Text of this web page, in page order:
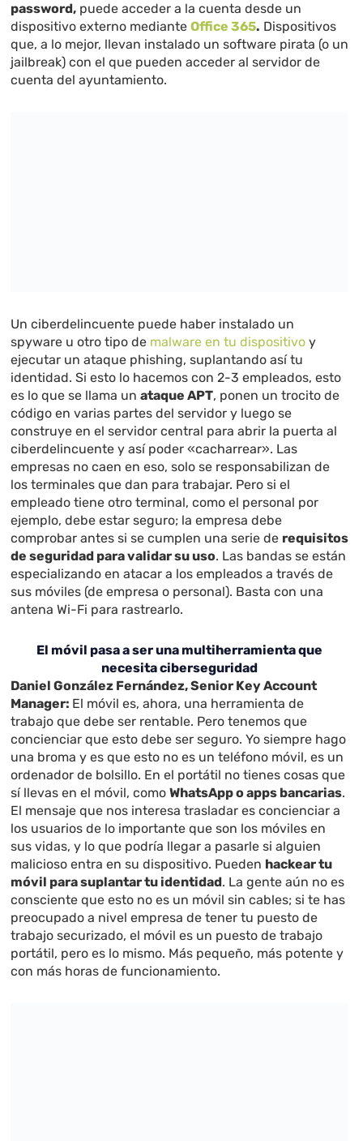
password, puede acceder a la cuenta desde un
dispositivo externo medianteOffice 365. Dispositivos
que, a lo mejor, llevan instalado un software pirata (o un
jailbreak) con el que pueden acceder al servidor de
cuenta del ayuntamiento.
Un ciberdelincuente puede haber instalado un
spyware u otro tipo de malware en tu dispositivo y
ejecutar un ataque phishing, suplantando así tu
identidad. Si esto lo hacemos con 2-3 empleados, esto
es lo que se llama unataque APT, ponen un trocito de
código en varias partes del servidor y luego se
construye en el servidor central para abrir la puerta al
ciberdelincuente y así poder «cacharrear». Las
empresas no caen en eso, solo se responsabilizan de
los terminales que dan para trabajar. Pero si el
empleado tiene otro terminal, como el personal por
ejemplo, debe estar seguro; la empresa debe
comprobar antes si se cumplen una serie de requisitos
de seguridad para validar su uso. Las bandas se están
especializando en atacar a los empleados a través de
sus móviles (de empresa o personal). Basta con una
antena Wi-Fi para rastrearlo.
El móvil pasa a ser una multiherramienta que
necesita ciberseguridad
Daniel González Fernández, Senior Key Account
Manager: El móvil es, ahora, una herramienta de
trabajo que debe ser rentable. Pero tenemos que
concienciar que esto debe ser seguro. Yo siempre hago
una broma y es que esto no es un teléfono móvil, es un
ordenador de bolsillo. En el portátil no tienes cosas que
sí llevas en el móvil, comoWhatsApp o apps bancarias.
El mensaje que nos interesa trasladar es concienciar a
los usuarios de lo importante que son los móviles en
sus vidas, y lo que podría llegar a pasarle si alguien
malicioso entra en su dispositivo. Pueden hackear tu
móvil para suplantar tu identidad. La gente aún no es
consciente que esto no es un móvil sin cables; si te has
preocupado a nivel empresa de tener tu puesto de
trabajo securizado, el móvil es un puesto de trabajo
portátil, pero es lo mismo. Más pequeño, más potente y
con más horas de funcionamiento.